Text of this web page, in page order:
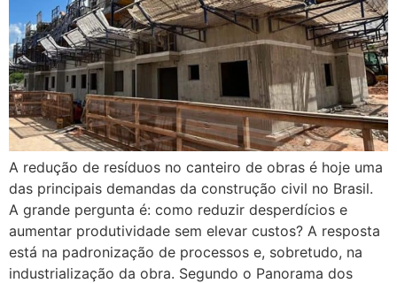
A redução de resíduos no canteiro de obras é hoje uma
das principais demandas da construção civil no Brasil.
A grande pergunta é: como reduzir desperdícios e
aumentar produtividade sem elevar custos? A resposta
está na padronização de processos e, sobretudo, na
industrialização da obra. Segundo o Panorama dos